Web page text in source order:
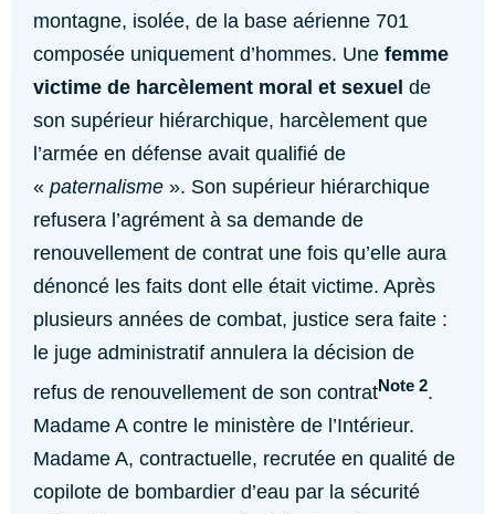
montagne, isolée, de la base aérienne 701
composée uniquement d’hommes. Une femme
victime de harcèlement moral et sexuel de
son supérieur hiérarchique, harcèlement que
l’armée en défense avait qualifié de
« paternalisme ». Son supérieur hiérarchique
refusera l’agrément à sa demande de
renouvellement de contrat une fois qu’elle aura
dénoncé les faits dont elle était victime. Après
plusieurs années de combat, justice sera faite :
le juge administratif annulera la décision de
refus de renouvellement de son contratNote 2.
Madame A contre le ministère de l’Intérieur.
Madame A, contractuelle, recrutée en qualité de
copilote de bombardier d’eau par la sécurité